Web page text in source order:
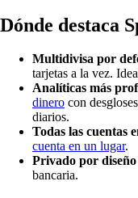
Dónde destaca
Multidivisa por
tarjetas a la vez.
Analíticas más
dinero con
diarios.
Todas las cuentas
cuenta en un lugar.
Privado por diseño
bancaria.